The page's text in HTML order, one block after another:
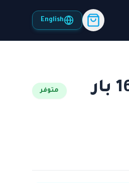
English
مواسير أسترال ASTRAL 5 بوصة 16 بار
متوفر